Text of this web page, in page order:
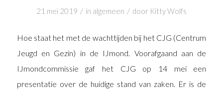
21 mei 2019 / in algemeen / door Kitty Wolfs
Hoe staat het met de wachttijden bij het CJG (Centrum
Jeugd en Gezin) in de IJmond. Voorafgaand aan de
IJmondcommissie gaf het CJG op 14 mei een
presentatie over de huidige stand van zaken. Er is de